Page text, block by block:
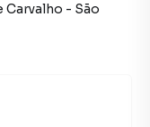
Carvalho - São